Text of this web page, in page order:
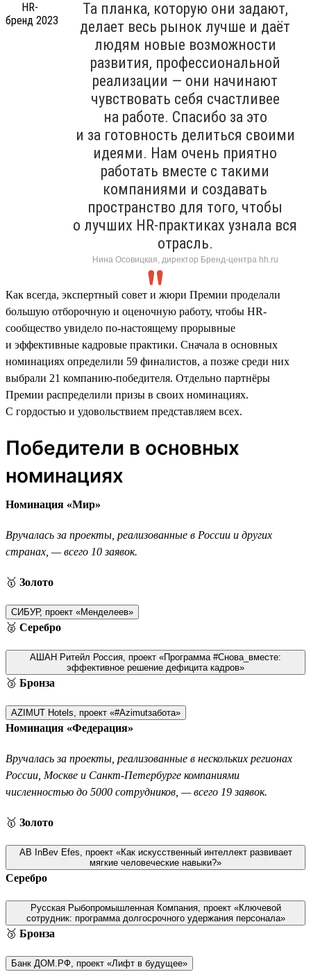
Та планка, которую они задают,
делает весь рынок лучше и даёт
людям новые возможности
развития, профессиональной
реализации — они начинают
чувствовать себя счастливее
на работе. Спасибо за это
и за готовность делиться своими
идеями. Нам очень приятно
работать вместе с такими
компаниями и создавать
пространство для того, чтобы
о лучших HR-практиках узнала вся
отрасль.
Нина Осовицкая, директор Бренд-центра hh.ru
Как всегда, экспертный совет и жюри Премии проделали
большую отборочную и оценочную работу, чтобы HR-
сообщество увидело по-настоящему прорывные
и эффективные кадровые практики. Сначала в основных
номинациях определили 59 финалистов, а позже среди них
выбрали 21 компанию-победителя. Отдельно партнёры
Премии распределили призы в своих номинациях.
С гордостью и удовольствием представляем всех.
Победители в основных
номинациях
Номинация «Мир»
Вручалась за проекты, реализованные в России и других
странах, — всего 10 заявок.
🥇 Золото
СИБУР, проект «Менделеев»
🥈 Серебро
АШАН Ритейл Россия, проект «Программа #Снова_вместе:
эффективное решение дефицита кадров»
🥉 Бронза
AZIMUT Hotels, проект «#Azimutзабота»
Номинация «Федерация»
Вручалась за проекты, реализованные в нескольких регионах
России, Москве и Санкт-Петербурге компаниями
численностью до 5000 сотрудников, — всего 19 заявок.
🥇 Золото
AB InBev Efes, проект «Как искусственный интеллект развивает
мягкие человеческие навыки?»
Серебро
Русская Рыбопромышленная Компания, проект «Ключевой
сотрудник: программа долгосрочного удержания персонала»
🥉 Бронза
Банк ДОМ.РФ, проект «Лифт в будущее»